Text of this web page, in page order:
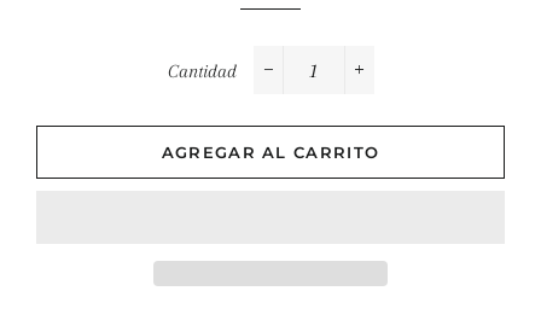
Cantidad
AGREGAR AL CARRITO